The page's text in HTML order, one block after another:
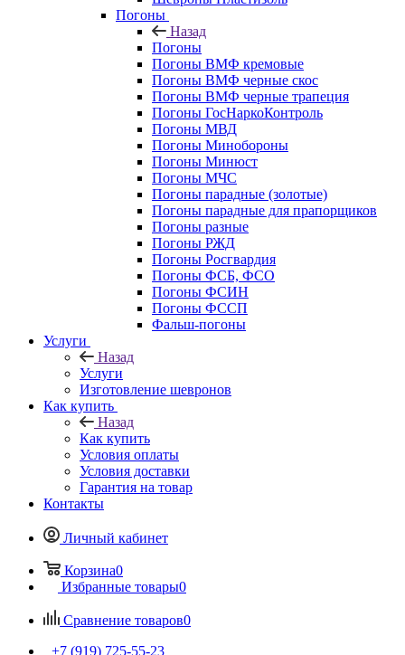
Погоны
Назад
Погоны
Погоны ВМФ кремовые
Погоны ВМФ черные скос
Погоны ВМФ черные трапеция
Погоны ГосНаркоКонтроль
Погоны МВД
Погоны Минобороны
Погоны Минюст
Погоны МЧС
Погоны парадные (золотые)
Погоны парадные для прапорщиков
Погоны разные
Погоны РЖД
Погоны Росгвардия
Погоны ФСБ, ФСО
Погоны ФСИН
Погоны ФССП
Фальш-погоны
Услуги
Назад
Услуги
Изготовление шевронов
Как купить
Назад
Как купить
Условия оплаты
Условия доставки
Гарантия на товар
Контакты
Личный кабинет
Корзина0
Избранные товары0
Сравнение товаров0
+7 (919) 725-55-23